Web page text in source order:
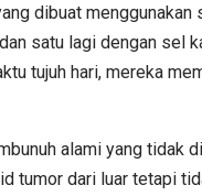
dibuat menggunakan
satu lagi dengan sel
tujuh hari, mereka
alami yang tidak
tumor dari luar tetapi